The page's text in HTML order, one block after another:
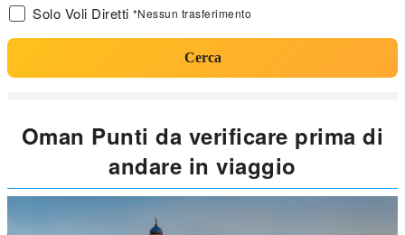
Solo Voli Diretti *Nessun trasferimento
Cerca
Oman Punti da verificare prima di
andare in viaggio